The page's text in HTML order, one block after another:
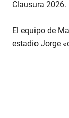
Clausura 2026.
El equipo de
estadio Jorge